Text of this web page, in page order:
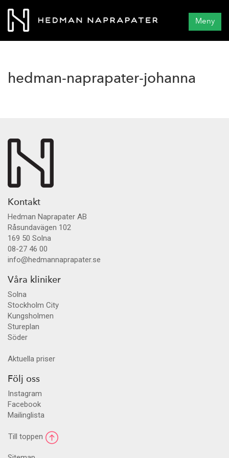
Meny
hedman-naprapater-johanna
Kontakt
Hedman Naprapater AB
Råsundavägen 102
169 50 Solna
08-27 46 00
info@hedmannaprapater.se
Våra kliniker
Solna
Stockholm City
Kungsholmen
Stureplan
Söder
Aktuella priser
Följ oss
Instagram
Facebook
Mailinglista
Till toppen